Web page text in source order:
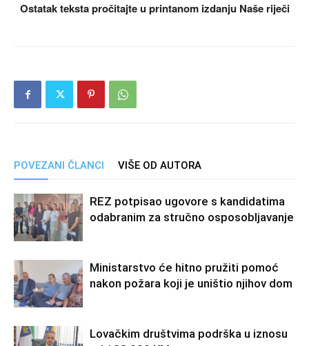
Ostatak teksta pročitajte u printanom izdanju Naše riječi
POVEZANI ČLANCI VIŠE OD AUTORA
REZ potpisao ugovore s kandidatima
odabranim za stručno osposobljavanje
Ministarstvo će hitno pružiti pomoć
nakon požara koji je uništio njihov dom
Lovačkim društvima podrška u iznosu